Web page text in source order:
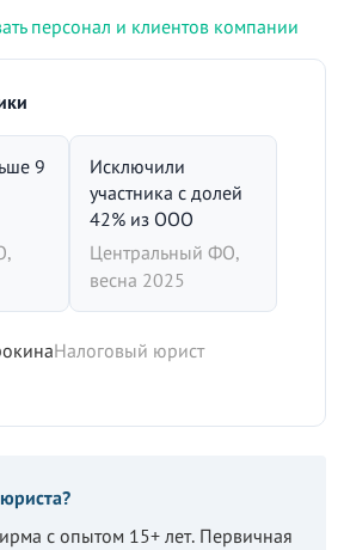
персонал и клиентов компании
9
Исключили
участника с долей
42% из ООО
Центральный ФО,
весна 2025
Налоговый юрист
с опытом 15+ лет. Первичная